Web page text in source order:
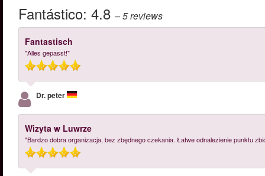
Fantástico: 4.8 – 5reviews
Fantastisch
"Alles gepasst!"
Dr. peter
Wizyta w Luwrze
"Bardzo dobra organizacja, bez zbędnego czekania. Łatwe odnalezienie punktu